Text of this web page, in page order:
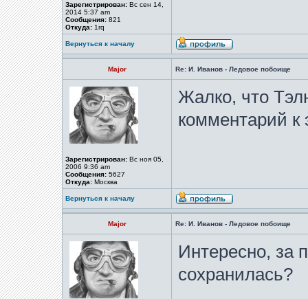
Зарегистрирован: Вс сен 14,
2014 5:37 am
Сообщения: 821
Откуда: 1rq
Вернуться к началу
Major Re: И. Иванов - Ледовое побоище
Зарегистрирован: Вс ноя 05,
2006 9:36 am
Сообщения: 5627
Откуда: Москва
Жалко, что
комментарий к
Вернуться к началу
Major Re: И. Иванов - Ледовое побоище
Интересно, за
сохранилась?